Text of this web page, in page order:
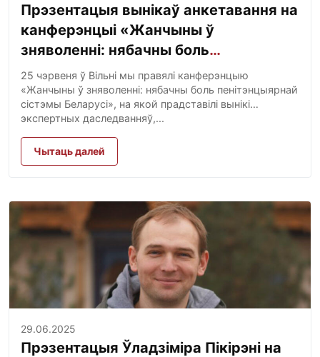
Прэзентацыя вынікаў анкетавання на
канферэнцыі «Жанчыны ў
зняволенні: нябачны боль
пенітэнцыярнай сістэмы Беларусі»
25 чэрвеня ў Вільні мы правялі канферэнцыю
«Жанчыны ў зняволенні: нябачны боль пенітэнцыярнай
сістэмы Беларусі», на якой прадставілі вынікі
экспертных даследванняў,...
Чытаць далей
29.06.2025
Прэзентацыя Ўладзіміра Пікірэні на